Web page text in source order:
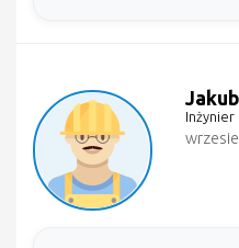
Jakub
Inżynier